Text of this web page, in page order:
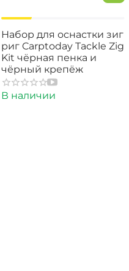
Набор для оснастки зиг
риг Carptoday Tackle Zig
Kit чёрная пенка и
чёрный крепёж
В наличии